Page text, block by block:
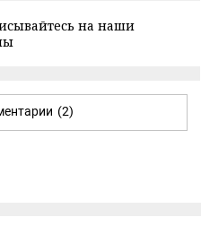
на наши
(2)